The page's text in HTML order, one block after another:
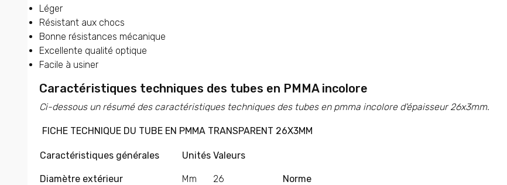
Léger
Résistant aux chocs
Bonne résistances mécanique
Excellente qualité optique
Facile à usiner
Caractéristiques techniques des tubes en PMMA incolore
Ci-dessous un résumé des caractéristiques techniques des tubes en pmma incolore d'épaisseur 26x3mm.
FICHE TECHNIQUE DU TUBE EN PMMA TRANSPARENT 26X3MM
Caractéristiques générales
Diamètre extérieur
Unités
Mm
Valeurs
26 Norme